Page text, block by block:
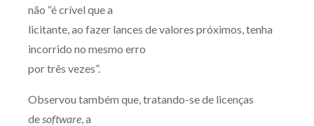
não “é crível que a
licitante, ao fazer lances de valores próximos, tenha
incorrido no mesmo erro
por três vezes”.
Observou também que, tratando-se de licenças
desoftware, a